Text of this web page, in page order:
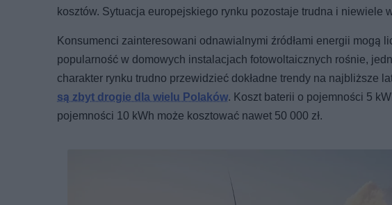
kosztów. Sytuacja europejskiego rynku pozostaje trudna i niewiele
Konsumenci zainteresowani odnawialnymi źródłami energii mogą
popularność w domowych instalacjach fotowoltaicznych rośnie,
charakter rynku trudno przewidzieć dokładne trendy na najbliższe
są zbyt drogie dla wielu Polaków. Koszt baterii o pojemności 5
pojemności 10 kWh może kosztować nawet 50 000 zł.